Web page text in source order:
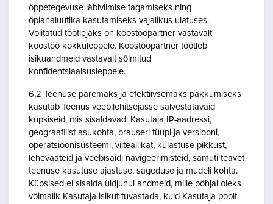
õppetegevuse läbiviimise tagamiseks ning
õpianalüütika kasutamiseks vajalikus ulatuses.
Volitatud töötlejaks on koostööpartner vastavalt
koostöö kokkuleppele. Koostööpartner töötleb
isikuandmeid vastavalt sõlmitud
konfidentsiaalsusleppele.
6.2 Teenuse paremaks ja efektiivsemaks pakkumiseks
kasutab Teenus veebilehitsejasse salvestatavaid
küpsiseid, mis sisaldavad: Kasutaja IP-aadressi,
geograafilist asukohta, brauseri tüüpi ja versiooni,
operatsioonisüsteemi, viiteallikat, külastuse pikkust,
lehevaateid ja veebisaidi navigeerimisteid, samuti teavet
teenuse kasutuse ajastuse, sageduse ja mudeli kohta.
Küpsised ei sisalda üldjuhul andmeid, mille põhjal oleks
võimalik Kasutaja isikut tuvastada, kuid Kasutaja poolt